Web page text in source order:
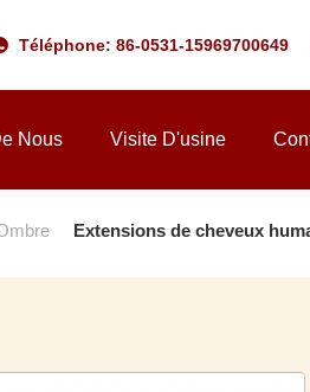
Téléphone: 86-0531-15969700649
Nous Visite D'usine
Extensions de cheveux